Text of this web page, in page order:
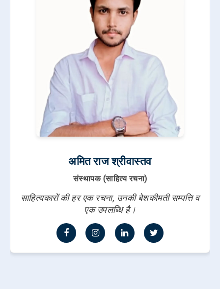
अमित राज श्रीवास्तव
संस्थापक (साहित्य रचना)
साहित्यकारों की हर एक रचना, उनकी बेशकीमती सम्पत्ति व
एक उपलब्धि है।